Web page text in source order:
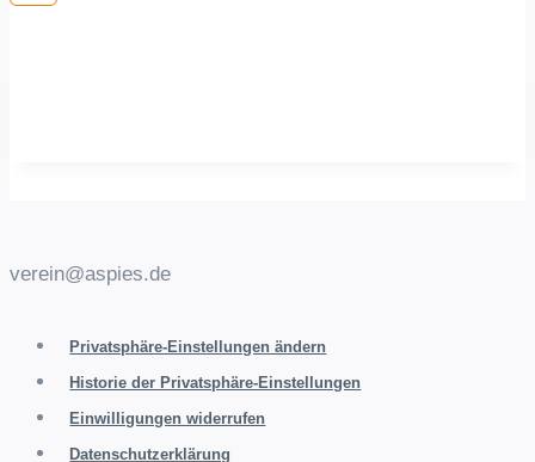
verein@aspies.de
Privatsphäre-Einstellungen ändern
Historie der Privatsphäre-Einstellungen
Einwilligungen widerrufen
Datenschutzerklärung